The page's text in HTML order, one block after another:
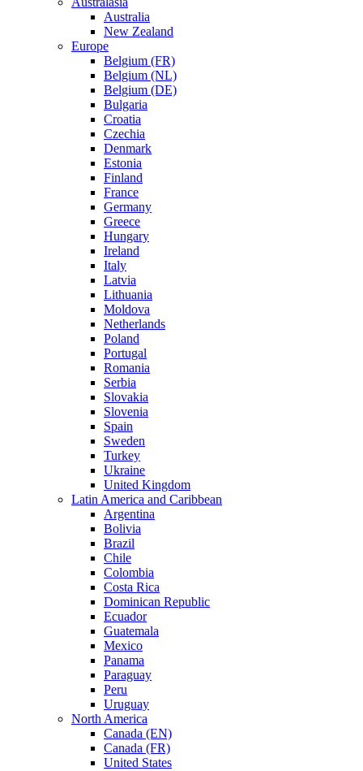
Australia
New Zealand
Europe
Belgium (FR)
Belgium (NL)
Belgium (DE)
Bulgaria
Croatia
Czechia
Denmark
Estonia
Finland
France
Germany
Greece
Hungary
Ireland
Italy
Latvia
Lithuania
Moldova
Netherlands
Poland
Portugal
Romania
Serbia
Slovakia
Slovenia
Spain
Sweden
Turkey
Ukraine
United Kingdom
Latin America and Caribbean
Argentina
Bolivia
Brazil
Chile
Colombia
Costa Rica
Dominican Republic
Ecuador
Guatemala
Mexico
Panama
Paraguay
Peru
Uruguay
North America
Canada (EN)
Canada (FR)
United States